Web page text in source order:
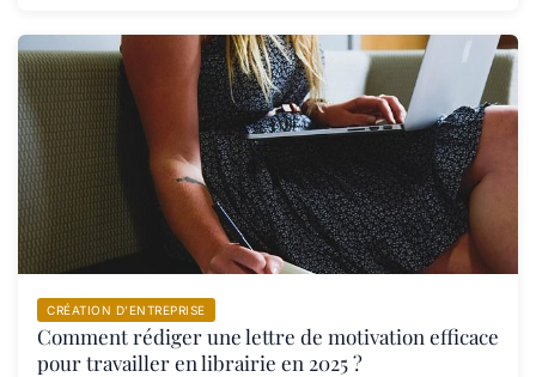
CRÉATION D’ENTREPRISE
Comment rédiger une lettre de motivation efficace
pour travailler en librairie en 2025 ?